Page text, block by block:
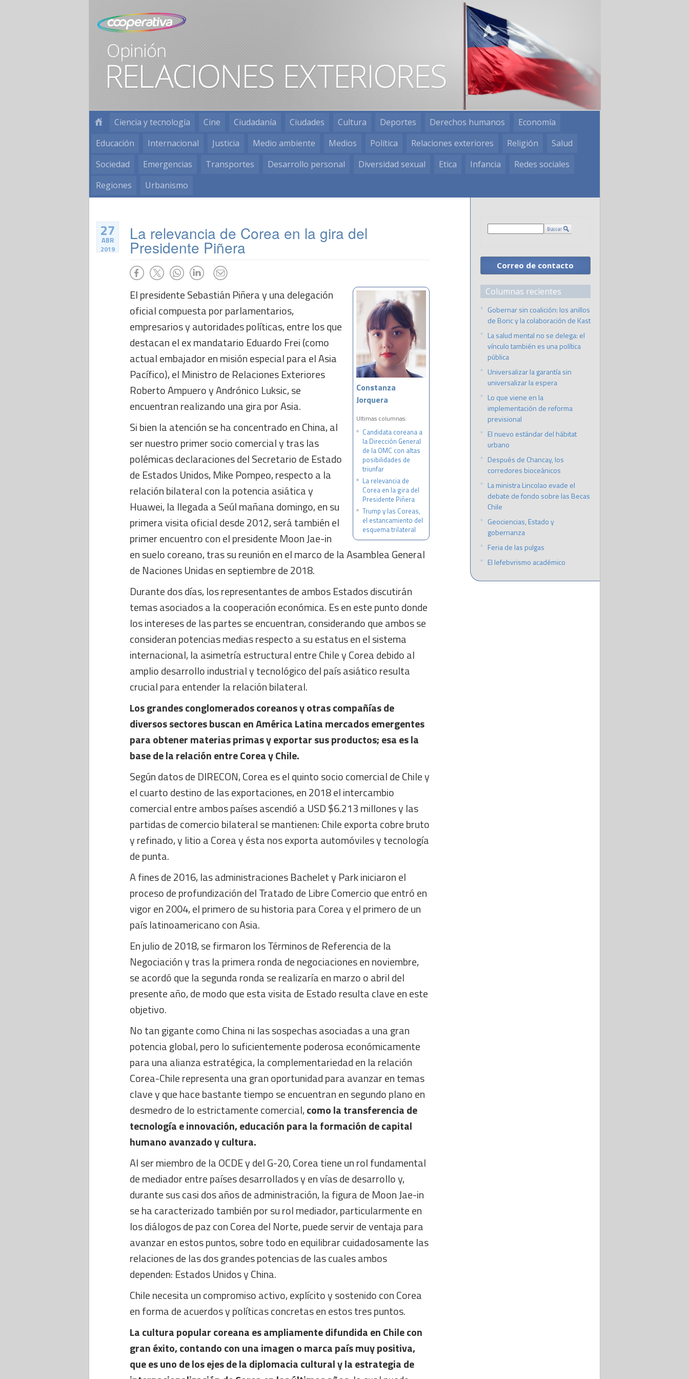
Ciencia y tecnología Cine Ciudadanía Ciudades Cultura Deportes Derechos humanos
Economía
Educación
Internacional Justicia Medio ambiente Medios Política Relaciones exteriores Religión
Salud
Sociedad
Emergencias Transportes Desarrollo personal Diversidad sexual Etica Infancia
Redes sociales
Regiones
Urbanismo
27
ABR
2019
La relevancia de Corea en la gira del
Presidente Piñera
Constanza
Jorquera
Ultimas columnas:
Candidata coreana a
la Dirección General
de la OMC con altas
posibilidades de
triunfar
La relevancia de
Corea en la gira del
Presidente Piñera
Trump y las Coreas,
el estancamiento del
esquema trilateral
El presidente Sebastián Piñera y una delegación
oficial compuesta por parlamentarios,
empresarios y autoridades políticas, entre los que
destacan el ex mandatario Eduardo Frei (como
actual embajador en misión especial para el Asia
Pacífico), el Ministro de Relaciones Exteriores
Roberto Ampuero y Andrónico Luksic, se
encuentran realizando una gira por Asia.
Si bien la atención se ha concentrado en China, al
ser nuestro primer socio comercial y tras las
polémicas declaraciones del Secretario de Estado
de Estados Unidos, Mike Pompeo, respecto a la
relación bilateral con la potencia asiática y
Huawei, la llegada a Seúl mañana domingo, en su
primera visita oficial desde 2012, será también el
primer encuentro con el presidente Moon Jae-in
en suelo coreano, tras su reunión en el marco de la Asamblea General
de Naciones Unidas en septiembre de 2018.
Durante dos días, los representantes de ambos Estados discutirán
temas asociados a la cooperación económica. Es en este punto donde
los intereses de las partes se encuentran, considerando que ambos se
consideran potencias medias respecto a su estatus en el sistema
internacional, la asimetría estructural entre Chile y Corea debido al
amplio desarrollo industrial y tecnológico del país asiático resulta
crucial para entender la relación bilateral.
Los grandes conglomerados coreanos y otras compañías de
diversos sectores buscan en América Latina mercados emergentes
para obtener materias primas y exportar sus productos; esa es la
base de la relación entre Corea y Chile.
Según datos de DIRECON, Corea es el quinto socio comercial de Chile y
el cuarto destino de las exportaciones, en 2018 el intercambio
comercial entre ambos países ascendió a USD $6.213 millones y las
partidas de comercio bilateral se mantienen: Chile exporta cobre bruto
y refinado, y litio a Corea y ésta nos exporta automóviles y tecnología
de punta.
A fines de 2016, las administraciones Bachelet y Park iniciaron el
proceso de profundización del Tratado de Libre Comercio que entró en
vigor en 2004, el primero de su historia para Corea y el primero de un
país latinoamericano con Asia.
En julio de 2018, se firmaron los Términos de Referencia de la
Negociación y tras la primera ronda de negociaciones en noviembre,
se acordó que la segunda ronda se realizaría en marzo o abril del
presente año, de modo que esta visita de Estado resulta clave en este
objetivo.
No tan gigante como China ni las sospechas asociadas a una gran
potencia global, pero lo suficientemente poderosa económicamente
para una alianza estratégica, la complementariedad en la relación
Corea-Chile representa una gran oportunidad para avanzar en temas
clave y que hace bastante tiempo se encuentran en segundo plano en
desmedro de lo estrictamente comercial,como la transferencia de
tecnología e innovación, educación para la formación de capital
humano avanzado y cultura.
Al ser miembro de la OCDE y del G-20, Corea tiene un rol fundamental
de mediador entre países desarrollados y en vías de desarrollo y,
durante sus casi dos años de administración, la figura de Moon Jae-in
se ha caracterizado también por su rol mediador, particularmente en
los diálogos de paz con Corea del Norte, puede servir de ventaja para
avanzar en estos puntos, sobre todo en equilibrar cuidadosamente las
relaciones de las dos grandes potencias de las cuales ambos
dependen: Estados Unidos y China.
Chile necesita un compromiso activo, explícito y sostenido con Corea
en forma de acuerdos y políticas concretas en estos tres puntos.
La cultura popular coreana es ampliamente difundida en Chile con
gran éxito, contando con una imagen o marca país muy positiva,
que es uno de los ejes de la diplomacia cultural y la estrategia de
Correo de contacto
Columnas recientes
Gobernar sin coalición: los anillos
de Boric y la colaboración de Kast
La salud mental no se delega: el
vínculo también es una política
pública
Universalizar la garantía sin
universalizar la espera
Lo que viene en la
implementación de reforma
previsional
El nuevo estándar del hábitat
urbano
Después de Chancay, los
corredores bioceánicos
La ministra Lincolao evade el
debate de fondo sobre las Becas
Chile
Geociencias, Estado y
gobernanza
Feria de las pulgas
El lefebvrismo académico